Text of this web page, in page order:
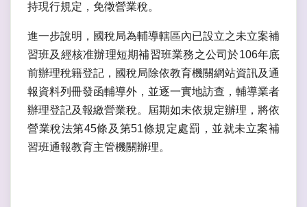
持現行規定，免徵營業稅。
進一步說明，國稅局為輔導轄區內已設立之未立案補
習班及經核准辦理短期補習班業務之公司於106年底
前辦理稅籍登記，國稅局除依教育機關網站資訊及通
報資料列冊發函輔導外，並逐一實地訪查，輔導業者
辦理登記及報繳營業稅。屆期如未依規定辦理，將依
營業稅法第45條及第51條規定處罰，並就未立案補
習班通報教育主管機關辦理。